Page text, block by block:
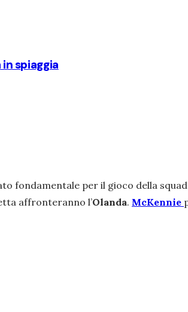
spiaggia
fondamentale per il gioco della
affronteranno l’Olanda. McKennie